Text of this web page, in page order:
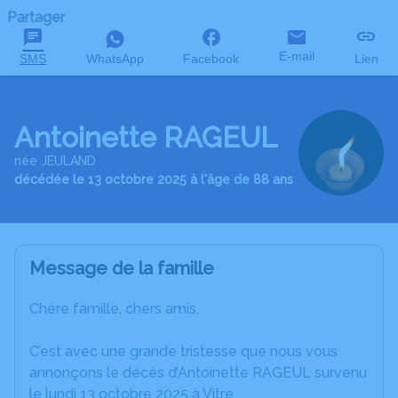
Partager
SMS WhatsApp Facebook E-mail Lien
Antoinette RAGEUL
née JEULAND
décédée le 13 octobre 2025 à l'âge de 88 ans
Message de la famille
Chère famille, chers amis,
C’est avec une grande tristesse que nous vous
annonçons le décès d’Antoinette RAGEUL survenu
le lundi 13 octobre 2025 à Vitre.